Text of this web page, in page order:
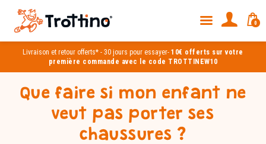
Livraison et retour offerts* -30 jours pour essayer-10€ offerts sur votre
première commande avec le code TROTTINEW10
0
Que faire si mon enfant ne
veut pas porter ses
chaussures ?